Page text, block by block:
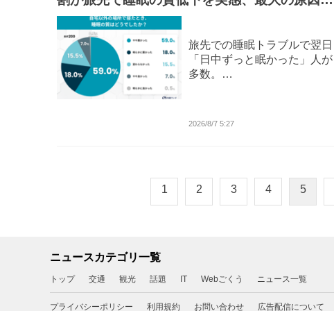
「枕」にあり
旅先での睡眠トラブルで翌日
「日中ずっと眠かった」人が
多数。…
2026/8/7 5:27
1 2 3 4 5
ニュースカテゴリ一覧
トップ 交通 観光 話題 IT Webごくう ニュース一覧
プライバシーポリシー 利用規約 お問い合わせ 広告配信について